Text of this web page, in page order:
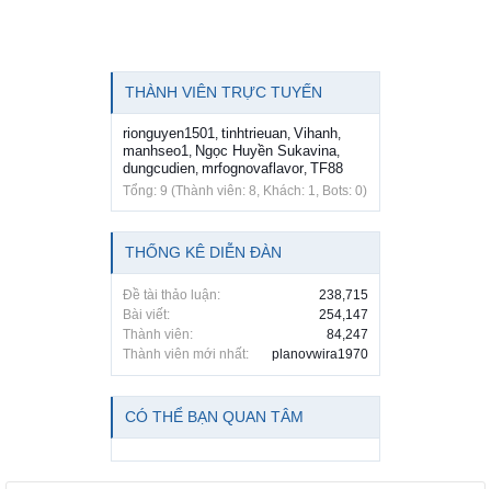
THÀNH VIÊN TRỰC TUYẾN
rionguyen1501 tinhtrieuan Vihanh
manhseo1 Ngọc Huyền Sukavina
dungcudien mrfognovaflavor, TF88
Tổng: 9 (Thành viên: 8, Khách: 1, Bots: 0)
THỐNG KÊ DIỄN ĐÀN
Đề tài thảo luận:
238,715
Bài viết:
254,147
Thành viên:
84,247
Thành viên mới nhất:
planovwira1970
CÓ THỂ BẠN QUAN TÂM